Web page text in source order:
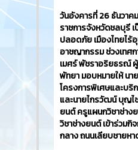
วันอังคารที่ 26 ธันวา
ราชการจังหวัดชลบุรี
ปลอดภัย เมืองไทยไร้
อาชญากรรม ช่วงเทศ
เมศร์ พัชราอริยธรณ์
พัทยา มอบหมายให้ นา
โครงการพิเศษและบริ
และนายไกรวัฒน์ บุญไ
ยนต์ ครูแผนกวิชาช่าง
วิชาช่างยนต์ เข้าร่วม
กลาง ถนนเลียบชายห